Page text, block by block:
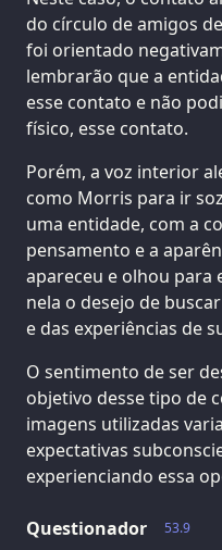
do círculo de amigos
foi orientado
lembrarão que a
esse contato e não
físico, esse contato.
Porém, a voz interior
como Morris para ir
uma entidade, com a
pensamento e a
apareceu e olhou para
nela o desejo de
e das experiências de
O sentimento de ser
objetivo desse tipo de
imagens utilizadas
expectativas
experienciando essa
53.9
Questionador